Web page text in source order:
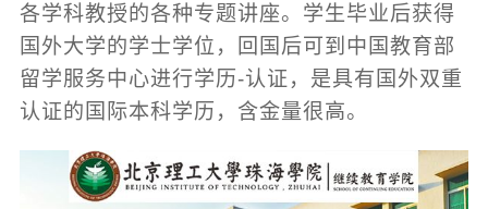
各学科教授的各种专题讲座。学生毕业后获得
国外大学的学士学位，回国后可到中国教育部
留学服务中心进行学历-认证，是具有国外双重
认证的国际本科学历，含金量很高。